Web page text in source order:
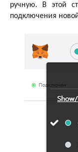
ручную. В этой
подключения